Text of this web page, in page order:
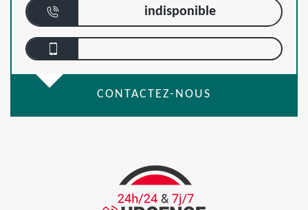
indisponible
CONTACTEZ-NOUS